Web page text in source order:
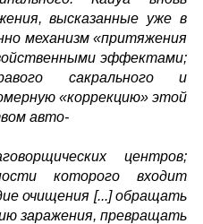
высказанные уже в
механизм «притяжения
эффектами;
сакрального и
«коррекцию» этой
авто-
центров;
которого входит
очищения [...] обращать
заражения, превращать